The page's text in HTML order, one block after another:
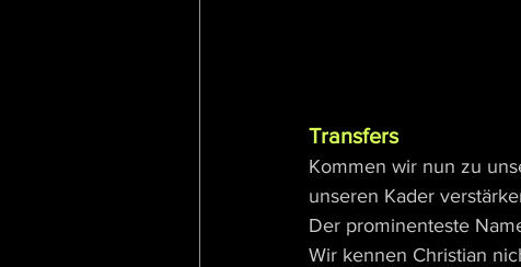
Transfers
Kommen wir nun zu
unseren Kader
Der prominenteste
Wir kennen Christian